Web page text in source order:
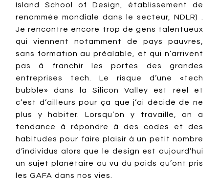
Island School of Design, établissement de
renommée mondiale dans le secteur, NDLR) .
Je rencontre encore trop de gens talentueux
qui viennent notamment de pays pauvres,
sans formation au préalable, et qui n’arrivent
pas à franchir les portes des grandes
entreprises tech. Le risque d’une «tech
bubble» dans la Silicon Valley est réel et
c’est d’ailleurs pour ça que j’ai décidé de ne
plus y habiter. Lorsqu’on y travaille, on a
tendance à répondre à des codes et des
habitudes pour faire plaisir à un petit nombre
d’individus alors que le design est aujourd’hui
un sujet planétaire au vu du poids qu’ont pris
les GAFA dans nos vies.